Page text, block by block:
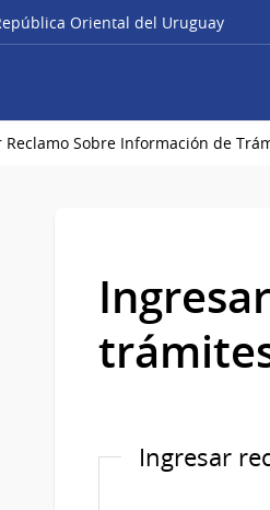
Oriental del Uruguay
Reclamo Sobre Información de
Ingresar